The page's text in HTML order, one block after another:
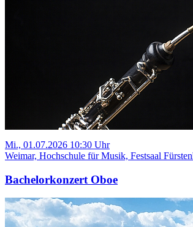
Mi., 01.07.2026 10:30 Uhr
Weimar, Hochschule für Musik, Festsaal
Bachelorkonzert Oboe